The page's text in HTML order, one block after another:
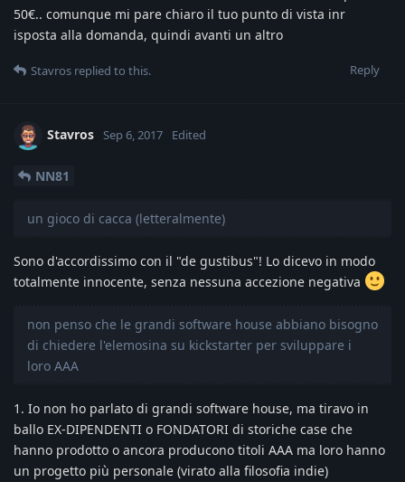
50€.. comunque mi pare chiaro il tuo punto di vista inr
isposta alla domanda, quindi avanti un altro
Reply
Stavros replied to this.
Stavros Sep 6, 2017 Edited
NN81
un gioco di cacca (letteralmente)
Sono d'accordissimo con il "de gustibus"! Lo dicevo in modo
totalmente innocente, senza nessuna accezione negativa
non penso che le grandi software house abbiano bisogno
di chiedere l'elemosina su kickstarter per sviluppare i
loro AAA
1. Io non ho parlato di grandi software house, ma tiravo in
ballo EX-DIPENDENTI o FONDATORI di storiche case che
hanno prodotto o ancora producono titoli AAA ma loro hanno
un progetto più personale (virato alla filosofia indie)